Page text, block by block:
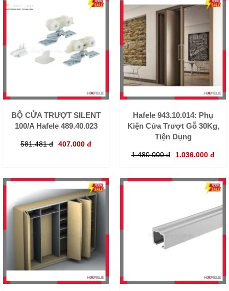
BỘ CỬA TRƯỢT SILENT
100/A Hafele 489.40.023
581.481 đ 407.000 đ
Hafele 943.10.014: Phụ
Kiện Cửa Trượt Gỗ 30Kg,
Tiện Dụng
1.480.000 đ 1.036.000 đ